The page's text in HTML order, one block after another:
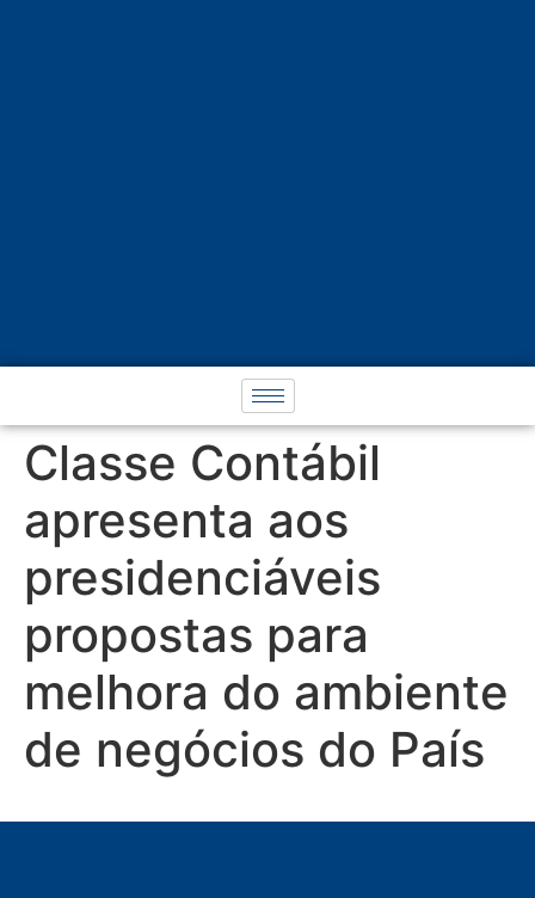
Classe Contábil
apresenta aos
presidenciáveis
propostas para
melhora do ambiente
de negócios do País